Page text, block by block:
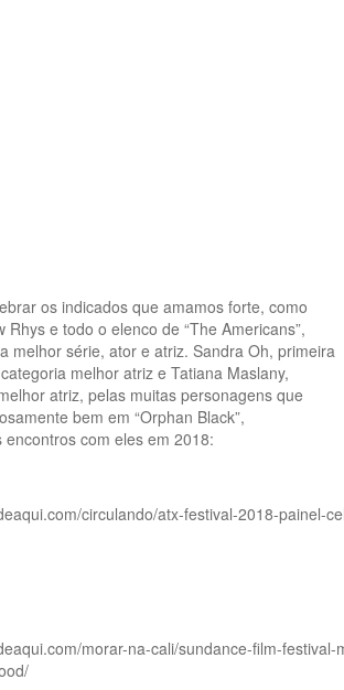
os indicados que amamos forte, como
Rhys e todo o elenco de “The Americans”,
melhor série, ator e atriz. Sandra Oh, primeira
melhor atriz e Tatiana Maslany,
atriz, pelas muitas personagens que
bem em “Orphan Black”,
com eles em 2018:
circulando/atx-festival-2018-painel-
morar-na-cali/sundance-film-